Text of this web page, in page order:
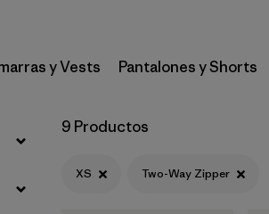
Filtrar por
Materials & Fabric
y Vests Pantalones y Shorts
9 Productos
XS Two-Way Zipper